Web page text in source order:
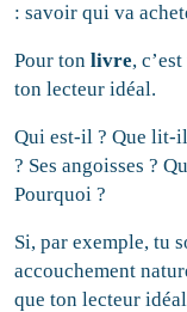
: savoir qui va
Pour tonlivre,
ton lecteur idéal.
Qui est-il ? Que lit-
? Ses angoisses ?
Pourquoi ?
Si, par exemple, tu
accouchement
que ton lecteur